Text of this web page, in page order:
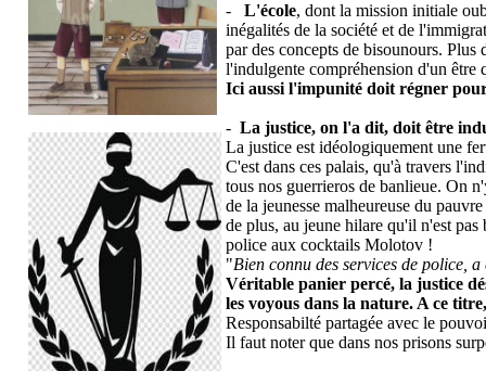
- L'école, dont la mission initiale
inégalités de la société et de
par des concepts de bisounours. Plus
l'indulgente compréhension d'un être
Ici aussi l'impunité doit régner
- La justice, on l'a dit, doit être
La justice est idéologiquement une
C'est dans ces palais, qu'à travers
tous nos guerrieros de banlieue. On
de la jeunesse malheureuse du
de plus, au jeune hilare qu'il n'est
police aux cocktails Molotov !
"Bien connu des services de police,
Véritable panier percé, la justice
les voyous dans la nature. A ce
Responsabilté partagée avec le
Il faut noter que dans nos prisons